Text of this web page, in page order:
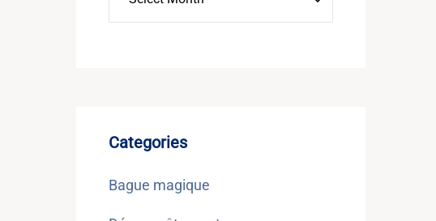
Categories
Bague magique